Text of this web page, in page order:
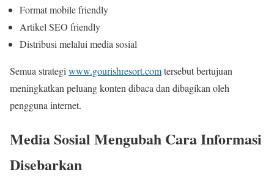
Format mobile friendly
Artikel SEO friendly
Distribusi melalui media sosial
Semua strategiwww.gourishresort.comtersebut bertujuan
meningkatkan peluang konten dibaca dan dibagikan oleh
pengguna internet.
Media Sosial Mengubah Cara Informasi
Disebarkan